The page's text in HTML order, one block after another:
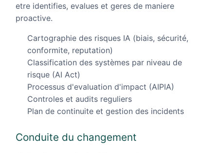
etre identifies, evalues et geres de maniere
proactive.
Cartographie des risques IA (biais, sécurité,
conformite, reputation)
Classification des systèmes par niveau de
risque (AI Act)
Processus d'evaluation d'impact (AIPIA)
Controles et audits reguliers
Plan de continuite et gestion des incidents
Conduite du changement